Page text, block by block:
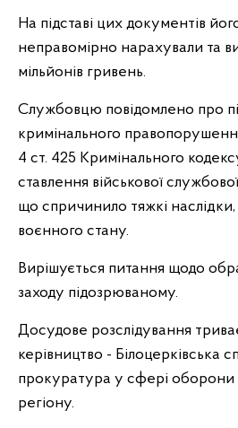
На підставі цих документів
неправомірно нарахували та
мільйонів гривень.
Службовцю повідомлено про
кримінального
4 ст. 425 Кримінального
ставлення військової
що спричинило тяжкі
воєнного стану.
Вирішується питання щодо
заходу підозрюваному.
Досудове розслідування
керівництво - Білоцерківська
прокуратура у сфері
регіону.